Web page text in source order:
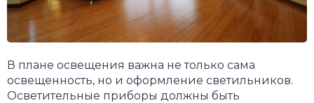
В плане освещения важна не только сама
освещенность, но и оформление светильников.
Осветительные приборы должны быть